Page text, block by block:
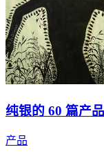
纯银的 60 篇产
产品